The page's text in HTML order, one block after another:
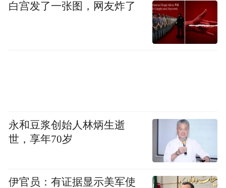
白宫发了一张图，网友炸了
永和豆浆创始人林炳生逝
世，享年70岁
伊官员：有证据显示美军使